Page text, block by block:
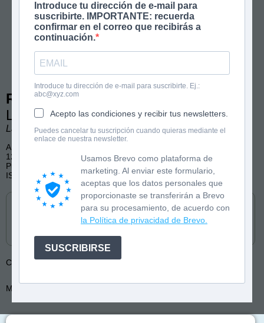
Introduce tu dirección de e-mail para
suscribirte. IMPORTANTE: recuerda
confirmar en el correo que recibirás a
continuación.
Introduce tu dirección de e-mail para suscribirte. Ej.:
abc@xyz.com
Acepto las condiciones y recibir tus newsletters.
Puedes cancelar tu suscripción cuando quieras mediante el
enlace de nuestra newsletter.
Usamos Brevo como plataforma de
marketing. Al enviar este formulario,
aceptas que los datos personales que
proporcionaste se transferirán a Brevo
para su procesamiento, de acuerdo con
la Política de privacidad de Brevo.
SUSCRIBIRSE
Reino Arcoíris 3
La magia de la luna esmeralda
Laura Vila. Ilustraciones de Chezalbi.
A partir de 7 años
128 páginas
Publicado por Salamandra
ISBN: 9788419275912
Cómpralo en
Colección: Reino Arcoíris
Más de: